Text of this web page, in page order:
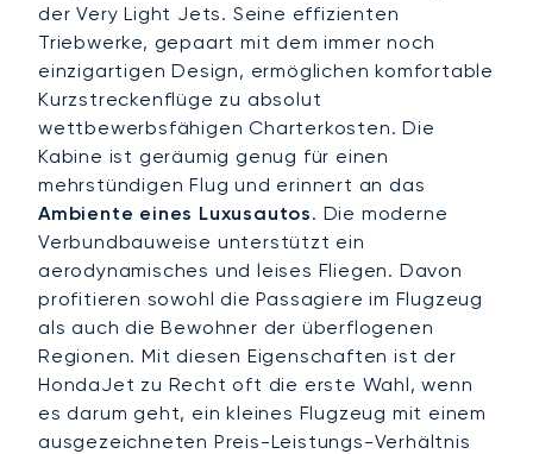
der Very Light Jets. Seine effizienten
Triebwerke, gepaart mit dem immer noch
einzigartigen Design, ermöglichen komfortable
Kurzstreckenflüge zu absolut
wettbewerbsfähigen Charterkosten. Die
Kabine ist geräumig genug für einen
mehrstündigen Flug und erinnert an das
Ambiente eines Luxusautos. Die moderne
Verbundbauweise unterstützt ein
aerodynamisches und leises Fliegen. Davon
profitieren sowohl die Passagiere im Flugzeug
als auch die Bewohner der überflogenen
Regionen. Mit diesen Eigenschaften ist der
HondaJet zu Recht oft die erste Wahl, wenn
es darum geht, ein kleines Flugzeug mit einem
ausgezeichneten Preis-Leistungs-Verhältnis